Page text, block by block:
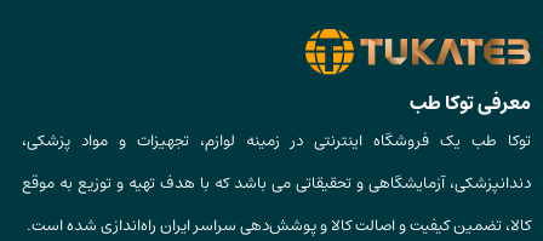
معرفی توکا طب
توکا طب یک فروشگاه اینترنتی در زمینه لوازم، تجهیزات و مواد پزشکی،
دندانپزشکی، آزمایشگاهی و تحقیقاتی می باشد که با هدف تهیه و توزیع به موقع
کالا، تضمین کیفیت و اصالت کالا و پوشش‌دهی سراسر ایران راه‌اندازی شده است.